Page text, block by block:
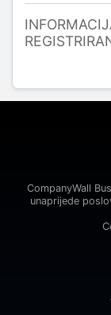
CompanyWall
unaprijede